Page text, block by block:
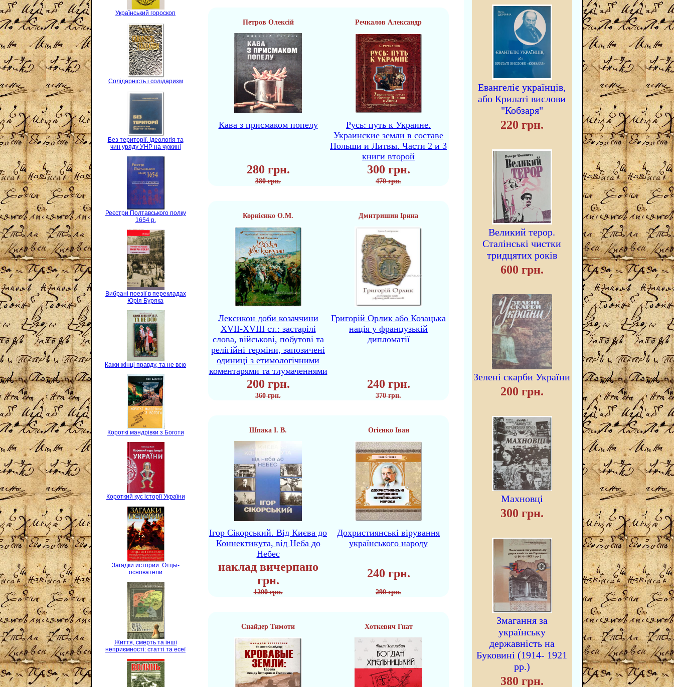
Український гороскоп
Солідарність і солідаризм
Без території. Ідеологія та
чин уряду УНР на чужині
Реєстри Полтавського полку
1654 р.
Вибрані поезії в перекладах
Юрія Буряка
Кажи жінці правду, та не всю
Короткі мандрівки з Боготи
Короткий кус історії України
Загадки истории. Отцы-
основатели
Життя, смерть та інші
неприємності: статті та есеї
Петров Олексій Речкалов Александр
Кава з присмаком попелу
Русь: путь к Украине.
Украинские земли в составе
Польши и Литвы. Части 2 и 3
книги второй
280 грн. 300 грн.
380 грн. 470 грн.
Корнієнко О.М. Дмитришин Ірина
Лексикон доби козаччини
XVII-XVIII ст.: застарілі
слова, військові, побутові та
релігійні терміни, запозичені
одиниці з етимологічними
коментарями та тлумаченнями
Григорій Орлик або Козацька
нація у французькій
дипломатії
200 грн. 240 грн.
360 грн. 370 грн.
Шпака І. В. Огієнко Іван
Ігор Сікорський. Від Києва до
Коннектикута, від Неба до
Небес
Дохристиянські вірування
українського народу
наклад вичерпано
грн.
240 грн.
1200 грн. 290 грн.
Снайдер Тимоти Хоткевич Гнат
Евангеліє українців,
або Крилаті вислови
"Кобзаря"
220 грн.
Великий терор.
Сталінські чистки
тридцятих років
600 грн.
Зелені скарби України
200 грн.
Махновці
300 грн.
Змагання за
українську
державність на
Буковині (1914- 1921
рр.)
380 грн.